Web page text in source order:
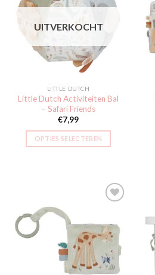
verlanglijst
UITVERKOCHT
LITTLE DUTCH
Little Dutch Activiteiten Bal
– Safari Friends
€7,99
OPTIES SELECTEREN
Toevoegen
aan
verlanglijst